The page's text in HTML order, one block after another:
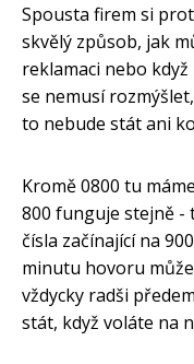
Spousta firem si
skvělý způsob, jak
reklamaci nebo
se nemusí
to nebude stát ani
Kromě 0800 tu
800 funguje stejně -
čísla začínající na
minutu hovoru
vždycky radši
stát, když voláte na